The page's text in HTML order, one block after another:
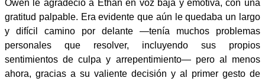
Owen le agradeció a Ethan en voz baja y emotiva, con una
gratitud palpable. Era evidente que aún le quedaba un largo
y difícil camino por delante —tenía muchos problemas
personales que resolver, incluyendo sus propios
sentimientos de culpa y arrepentimiento— pero al menos
ahora, gracias a su valiente decisión y al primer gesto de